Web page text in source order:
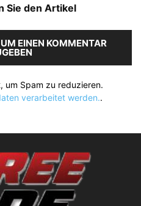
Sie den Artikel
EINEN KOMMENTAR
um Spam zu reduzieren.
verarbeitet werden..